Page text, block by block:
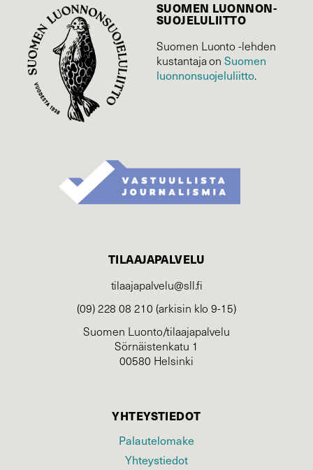
SUOMEN LUONNON­
SUOJELU­LIITTO
Suomen Luonto -lehden
kustantaja onSuomen
luonnonsuojelu­liitto.
TILAAJAPALVELU
tilaajapalvelu@sll.fi
(09) 228 08 210 (arkisin klo 9-15)
Suomen Luonto/tilaajapalvelu
Sörnäistenkatu 1
00580 Helsinki
YHTEYSTIEDOT
Palautelomake
Yhteystiedot